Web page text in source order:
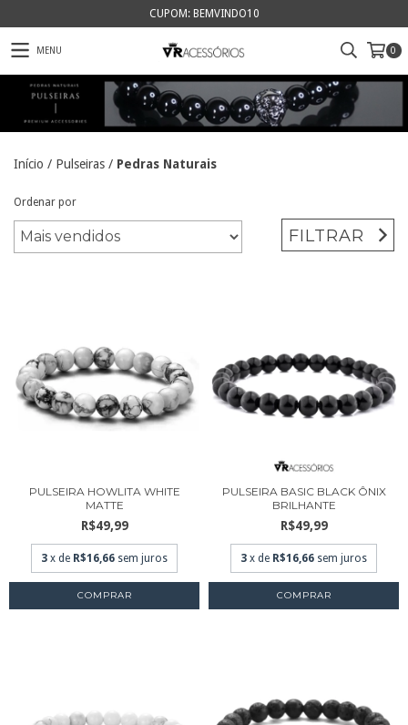
CUPOM: BEMVINDO10
MENU 0
Início / Pulseiras / Pedras Naturais
Ordenar por
FILTRAR
PULSEIRA HOWLITA WHITE
MATTE
R$49,99
3 x de R$16,66 sem juros
COMPRAR
PULSEIRA BASIC BLACK ÔNIX
BRILHANTE
R$49,99
3 x de R$16,66 sem juros
COMPRAR